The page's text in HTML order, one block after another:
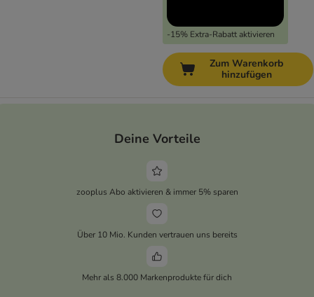
-15% Extra-Rabatt aktivieren
Zum Warenkorb
hinzufügen
Deine Vorteile
zooplus Abo aktivieren & immer 5% sparen
Über 10 Mio. Kunden vertrauen uns bereits
Mehr als 8.000 Markenprodukte für dich